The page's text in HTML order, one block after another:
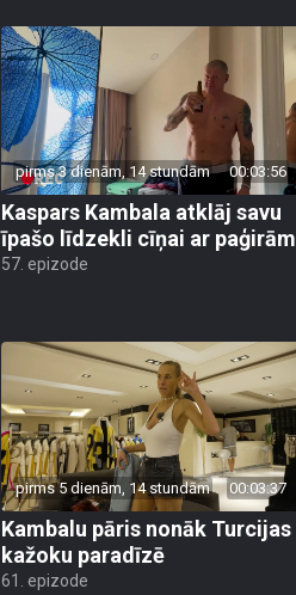
pirms 3 dienām, 14 stundām 00:03:56
Kaspars Kambala atklāj savu
īpašo līdzekli cīņai ar paģirām
57. epizode
pirms 5 dienām, 14 stundām 00:03:37
Kambalu pāris nonāk Turcijas
kažoku paradīzē
61. epizode